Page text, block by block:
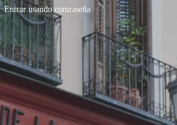
Entrar usando contraseña